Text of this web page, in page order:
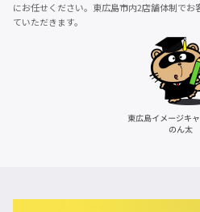
にお任せください。東広島市内2店舗体制で
ていただきます。